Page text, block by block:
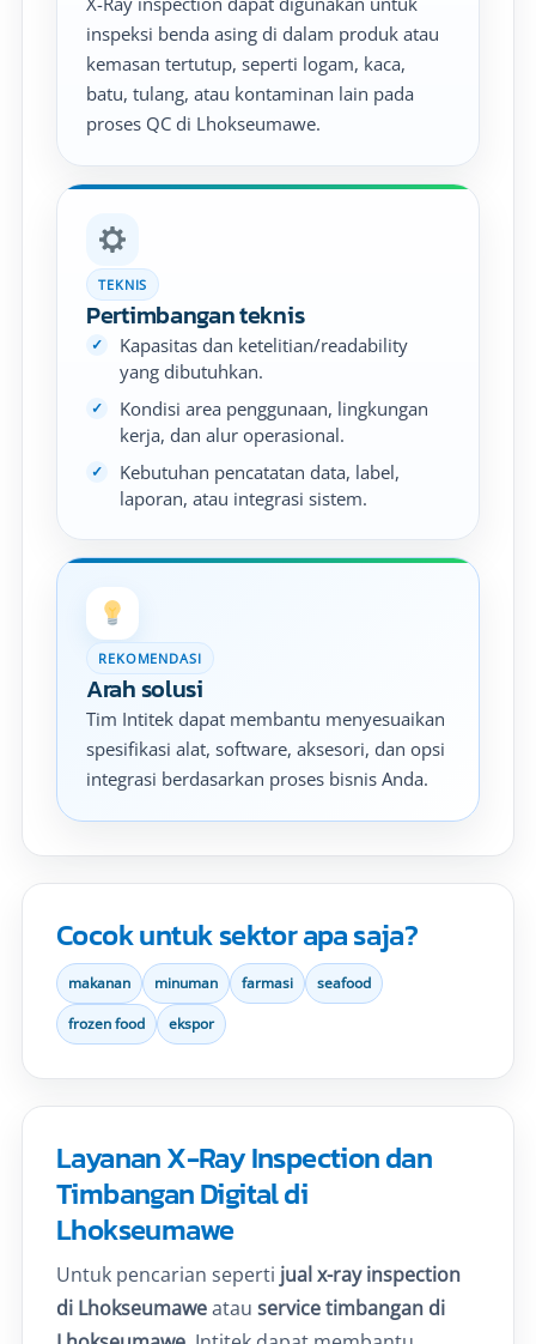
inspeksi benda asing di dalam produk atau
kemasan tertutup, seperti logam, kaca,
batu, tulang, atau kontaminan lain pada
proses QC di Lhokseumawe.
TEKNIS
Pertimbangan teknis
Kapasitas dan ketelitian/readability
yang dibutuhkan.
Kondisi area penggunaan, lingkungan
kerja, dan alur operasional.
Kebutuhan pencatatan data, label,
laporan, atau integrasi sistem.
REKOMENDASI
Arah solusi
Tim Intitek dapat membantu menyesuaikan
spesifikasi alat, software, aksesori, dan opsi
integrasi berdasarkan proses bisnis Anda.
Cocok untuk sektor apa saja?
makanan minuman farmasi
seafood
frozen food
ekspor
Layanan X-Ray Inspection dan
Timbangan Digital di
Lhokseumawe
Untuk pencarian seperti jual x-ray inspection
di Lhokseumaweatau service timbangan di